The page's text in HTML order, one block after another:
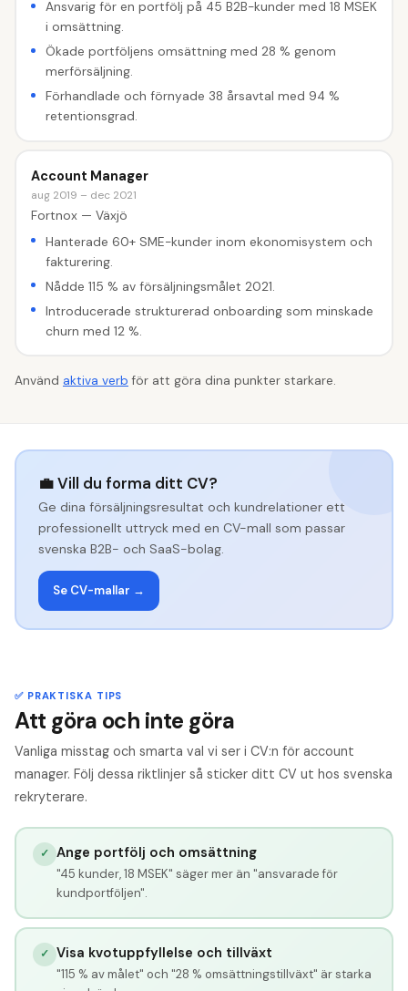
Ansvarig för en portfölj på 45 B2B-kunder med 18 MSEK
i omsättning.
Ökade portföljens omsättning med 28 % genom
merförsäljning.
Förhandlade och förnyade 38 årsavtal med 94 %
retentionsgrad.
Account Manager
aug 2019 – dec 2021
Fortnox — Växjö
Hanterade 60+ SME-kunder inom ekonomisystem och
fakturering.
Nådde 115 % av försäljningsmålet 2021.
Introducerade strukturerad onboarding som minskade
churn med 12 %.
Använd aktiva verb för att göra dina punkter starkare.
💼 Vill du forma ditt CV?
Ge dina försäljningsresultat och kundrelationer ett
professionellt uttryck med en CV-mall som passar
svenska B2B- och SaaS-bolag.
Se CV-mallar →
✅ PRAKTISKA TIPS
Att göra och inte göra
Vanliga misstag och smarta val vi ser i CV:n för account
manager. Följ dessa riktlinjer så sticker ditt CV ut hos svenska
rekryterare.
✓ Ange portfölj och omsättning
"45 kunder, 18 MSEK" säger mer än "ansvarade för
kundportföljen".
✓ Visa kvotuppfyllelse och tillväxt
"115 % av målet" och "28 % omsättningstillväxt" är starka